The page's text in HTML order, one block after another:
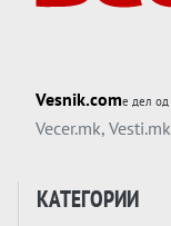
Vesnik.comе дел од
Vecer.mk, Vesti.mk
КАТЕГОРИИ